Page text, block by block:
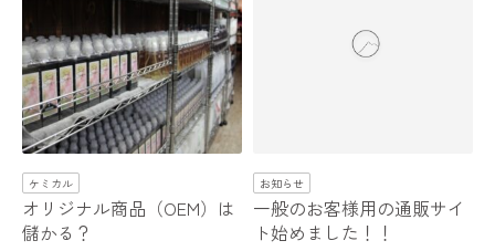
ご予約
ケミカル
オリジナル商品（OEM）は
儲かる？
お知らせ
一般のお客様用の通販サイ
ト始めました！！